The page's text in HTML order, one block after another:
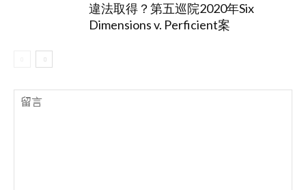
違法取得？第五巡院2020年Six
Dimensions v. Perficient案